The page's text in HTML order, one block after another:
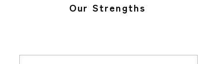
Our Strengths